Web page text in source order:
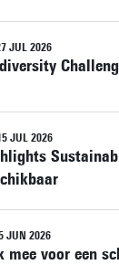
JUL 2026
JUL 2026
JUN 2026
mee voor een